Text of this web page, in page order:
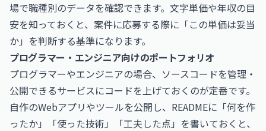
場で職種別のデータを確認できます。文字単価や年収の目
安を知っておくと、案件に応募する際に「この単価は妥当
か」を判断する基準になります。
プログラマー・エンジニア向けのポートフォリオ
プログラマーやエンジニアの場合、ソースコードを管理・
公開できるサービスにコードを上げておくのが定番です。
自作のWebアプリやツールを公開し、READMEに「何を作
ったか」「使った技術」「工夫した点」を書いておくと、